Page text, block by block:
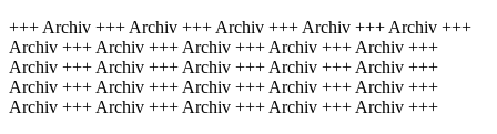
+++ Archiv +++ Archiv +++ Archiv +++ Archiv +++ Archiv +++
Archiv +++ Archiv +++ Archiv +++ Archiv +++ Archiv +++
Archiv +++ Archiv +++ Archiv +++ Archiv +++ Archiv +++
Archiv +++ Archiv +++ Archiv +++ Archiv +++ Archiv +++
Archiv +++ Archiv +++ Archiv +++ Archiv +++ Archiv +++